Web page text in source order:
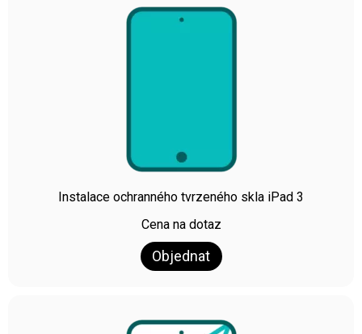
Instalace ochranného tvrzeného skla iPad 3
Cena na dotaz
Objednat